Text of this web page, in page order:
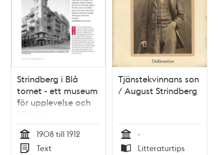
Strindberg i Blå
tornet - ett museum
för upplevelse och
bildning /
artikelförfattare:
Stefan Bohman
Tid
1908 till 1912
Text
Tjänstekvinnans son
/ August Strindberg
Tid
-
Litteraturtips